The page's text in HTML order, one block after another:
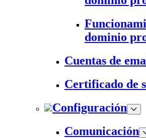
dominio
Cuentas de
Certificado de
Configuración
Comunicación